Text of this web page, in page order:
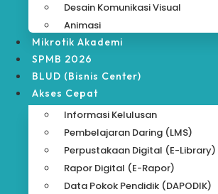
Desain Komunikasi Visual
Animasi
Mikrotik Akademi
SPMB 2026
BLUD (Bisnis Center)
Akses Cepat
Informasi Kelulusan
Pembelajaran Daring (LMS)
Perpustakaan Digital (e-Library)
Rapor Digital (e-Rapor)
Data Pokok Pendidik (DAPODIK)